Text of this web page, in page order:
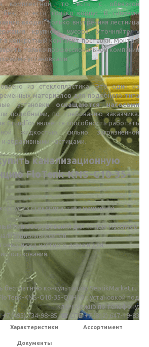
комплектной, то есть с обвязкой
без, то есть только корпус. В типовую
входит только внутренняя лестница
крупного мусора. Уточняйте у
в конкретный комплект поставки. Монтаж
только профессиональной компании
установками.
из стеклопластика. Это один из
материалов для подобного типа
установки оснащаются насосами
подобными, по требованию заказчика.
Grundfos является способность работать
жидкостью, сильно загрязненной
абразивными частицами.
канализационную
FloTenk-KNS-G10-35-
из стеклопластика машинной
тип оборудования для жилых массивов
сетей;
нужд частного дома и для
бесплатную консультацию SeptikMarket.ru
KNS-G10-35-Q6H10 c установкой под
ключ можно по телефону:
(495) 734-98-85 ☎ СПБ +7 (812) 647-19-83
Характеристики Ассортимент
Документы